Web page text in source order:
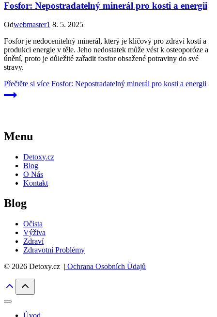
Fosfor: Nepostradatelný minerál pro kosti a energii
Odwebmaster1 8. 5. 2025
Fosfor je nedocenitelný minerál, který je klíčový pro zdraví kostí a
produkci energie v těle. Jeho nedostatek může vést k osteoporóze a
únění, proto je důležité zařadit fosfor obsažené potraviny do své
stravy.
Přečtěte si více Fosfor: Nepostradatelný minerál pro kosti a energii
Menu
Detoxy.cz
Blog
O Nás
Kontakt
Blog
Očista
Výživa
Zdraví
Zdravotní Problémy
© 2026 Detoxy.cz | Ochrana Osobních Údajů